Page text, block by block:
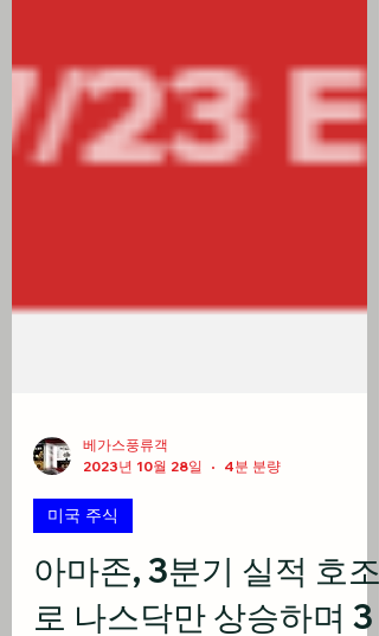
베가스풍류객
2023년 10월 28일
4분 분량